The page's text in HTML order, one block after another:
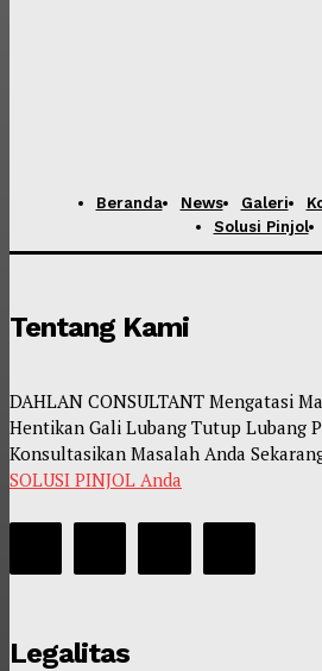
Beranda News Galeri
Solusi Pinjol
Tentang Kami
DAHLAN CONSULTANT Mengatasi
Hentikan Gali Lubang Tutup Lubang
Konsultasikan Masalah Anda
SOLUSI PINJOL Anda
Legalitas